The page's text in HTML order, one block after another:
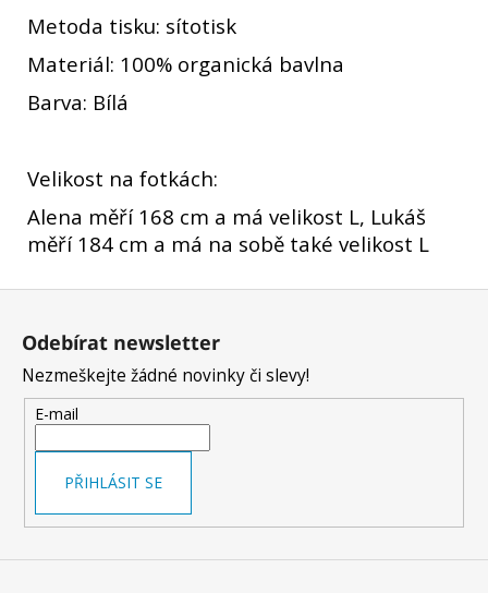
Metoda tisku: sítotisk
Materiál: 100% organická bavlna
Barva: Bílá
Velikost na fotkách:
Alena měří 168 cm a má velikost L, Lukáš
měří 184 cm a má na sobě také velikost L
Z
Odebírat newsletter
Nezmeškejte žádné novinky či slevy!
E-mail
PŘIHLÁSIT SE